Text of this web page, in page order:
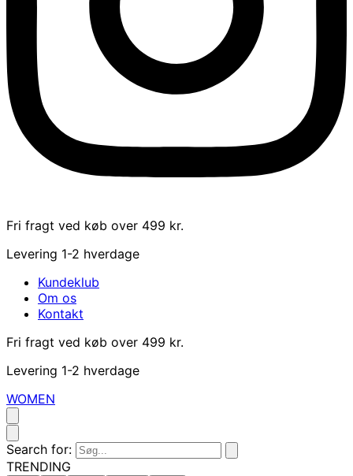
Fri fragt ved køb over 499 kr.
Levering 1-2 hverdage
Kundeklub
Om os
Kontakt
Fri fragt ved køb over 499 kr.
Levering 1-2 hverdage
WOMEN
Search for:
TRENDING